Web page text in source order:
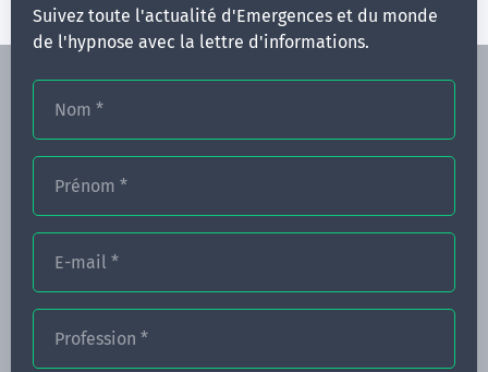
Suivez toute l'actualité d'Emergences et du monde
de l'hypnose avec la lettre d'informations.
Nom *
Prénom *
E-mail *
Profession *
CONGRÈS
ACTUALITÉS